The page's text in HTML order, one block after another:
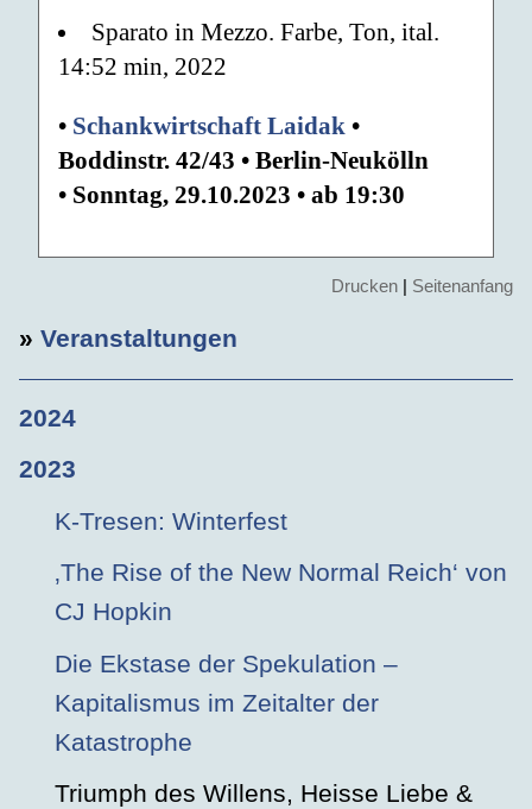
Sparato in Mezzo. Farbe, Ton, ital.
14:52 min, 2022
• Schankwirtschaft Laidak •
Boddinstr. 42/43 • Berlin-Neukölln
• Sonntag, 29.10.2023 • ab 19:30
Drucken | Seitenanfang
» Veranstaltungen
2024
2023
K-Tresen: Winterfest
‚The Rise of the New Normal Reich‘ von
CJ Hopkin
Die Ekstase der Spekulation –
Kapitalismus im Zeitalter der
Katastrophe
Triumph des Willens, Heisse Liebe &